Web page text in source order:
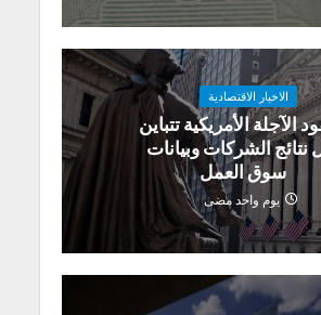
الاخبار الاقتصادية
الآجلة الأمريكية تتباين
نتائج الشركات وبيانات
سوق العمل
يوم واحد مضى